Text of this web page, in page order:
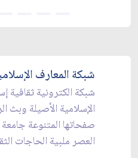
شبكة المعارف
شبكة الكترونية ثقافية
الإسلامية الأصيلة وبث
صفحاتها المتنوعة
العصر ملبية الحاجات